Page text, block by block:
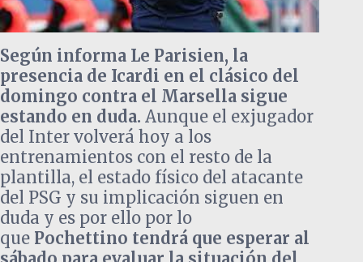
Según informa Le Parisien, la
presencia de Icardi en el clásico del
domingo contra el Marsella sigue
estando en duda. Aunque el exjugador
del Inter volverá hoy a los
entrenamientos con el resto de la
plantilla, el estado físico del atacante
del PSG y su implicación siguen en
duda y es por ello por lo
que Pochettino tendrá que esperar al